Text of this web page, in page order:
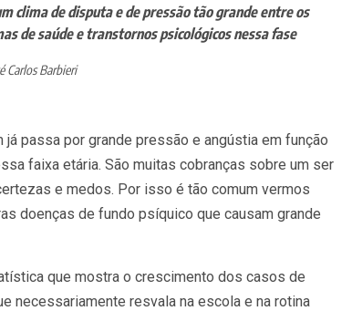
clima de disputa e de pressão tão grande entre os
de saúde e transtornos psicológicos nessa fase
Carlos Barbieri
passa por grande pressão e angústia em função
faixa etária. São muitas cobranças sobre um ser
e medos. Por isso é tão comum vermos
doenças de fundo psíquico que causam grande
que mostra o crescimento dos casos de
necessariamente resvala na escola e na rotina